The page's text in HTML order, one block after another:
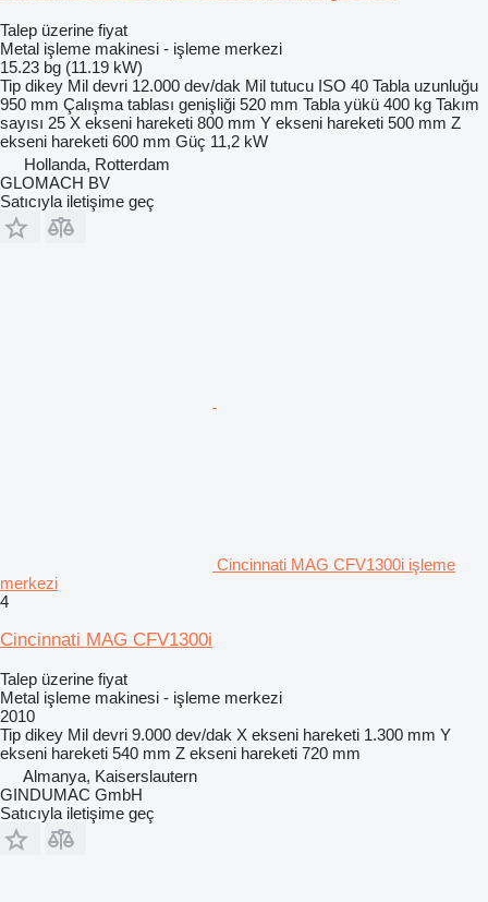
Talep üzerine fiyat
Metal işleme makinesi - işleme merkezi
15.23 bg (11.19 kW)
Tip dikey Mil devri 12.000 dev/dak Mil tutucu ISO 40 Tabla uzunluğu
950 mm Çalışma tablası genişliği 520 mm Tabla yükü 400 kg Takım
sayısı 25 X ekseni hareketi 800 mm Y ekseni hareketi 500 mm Z
ekseni hareketi 600 mm Güç 11,2 kW
Hollanda, Rotterdam
GLOMACH BV
Satıcıyla iletişime geç
Cincinnati MAG CFV1300i işleme
merkezi
4
Cincinnati MAG CFV1300i
Talep üzerine fiyat
Metal işleme makinesi - işleme merkezi
2010
Tip dikey Mil devri 9.000 dev/dak X ekseni hareketi 1.300 mm Y
ekseni hareketi 540 mm Z ekseni hareketi 720 mm
Almanya, Kaiserslautern
GINDUMAC GmbH
Satıcıyla iletişime geç